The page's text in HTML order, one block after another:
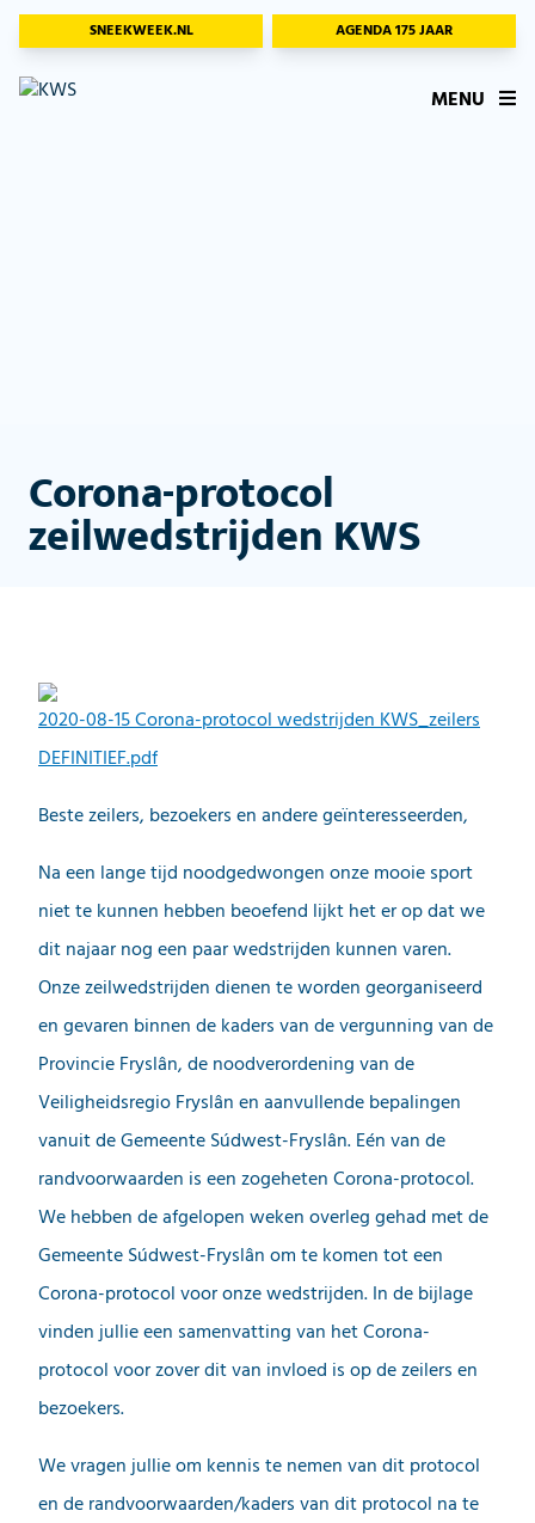
SNEEKWEEK.NL AGENDA 175 JAAR
MENU
Corona-protocol
zeilwedstrijden KWS
2020-08-15 Corona-protocol wedstrijden KWS_zeilers
DEFINITIEF.pdf
Beste zeilers, bezoekers en andere geïnteresseerden,
Na een lange tijd noodgedwongen onze mooie sport
niet te kunnen hebben beoefend lijkt het er op dat we
dit najaar nog een paar wedstrijden kunnen varen.
Onze zeilwedstrijden dienen te worden georganiseerd
en gevaren binnen de kaders van de vergunning van de
Provincie Fryslân, de noodverordening van de
Veiligheidsregio Fryslân en aanvullende bepalingen
vanuit de Gemeente Súdwest-Fryslân. Eén van de
randvoorwaarden is een zogeheten Corona-protocol.
We hebben de afgelopen weken overleg gehad met de
Gemeente Súdwest-Fryslân om te komen tot een
Corona-protocol voor onze wedstrijden. In de bijlage
vinden jullie een samenvatting van het Corona-
protocol voor zover dit van invloed is op de zeilers en
bezoekers.
We vragen jullie om kennis te nemen van dit protocol
en de randvoorwaarden/kaders van dit protocol na te